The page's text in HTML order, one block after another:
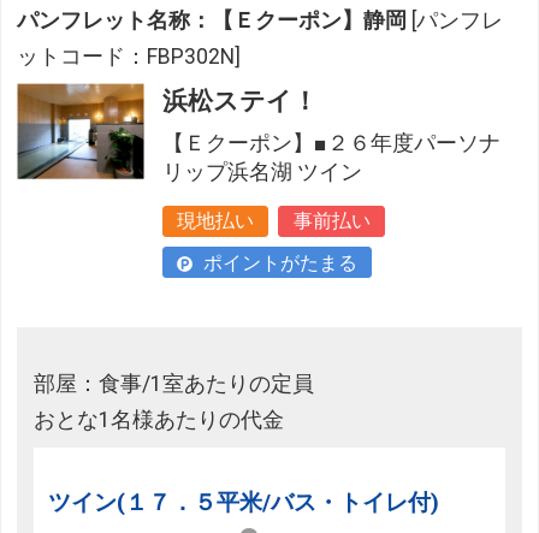
パンフレット名称：【Ｅクーポン】静岡 [パンフレ
ットコード：FBP302N]
浜松ステイ！
【Ｅクーポン】■２６年度パーソナ
リップ浜名湖 ツイン
現地払い
事前払い
ポイントがたまる
部屋：食事/1室あたりの定員
おとな1名様あたりの代金
ツイン(１７．５平米/バス・トイレ付)